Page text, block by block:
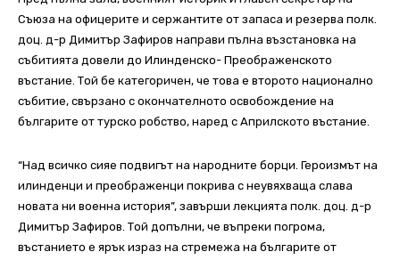
Съюза на офицерите и сержантите от запаса и резерва полк.
доц. д-р Димитър Зафиров направи пълна възстановка на
събитията довели до Илинденско- Преображенското
въстание. Той бе категоричен, че това е второто национално
събитие, свързано с окончателното освобождение на
българите от турско робство, наред с Априлското въстание.
“Над всичко сияе подвигът на народните борци. Героизмът на
илинденци и преображенци покрива с неувяхваща слава
новата ни военна история”, завърши лекцията полк. доц. д-р
Димитър Зафиров. Той допълни, че въпреки погрома,
въстанието е ярък израз на стремежа на българите от